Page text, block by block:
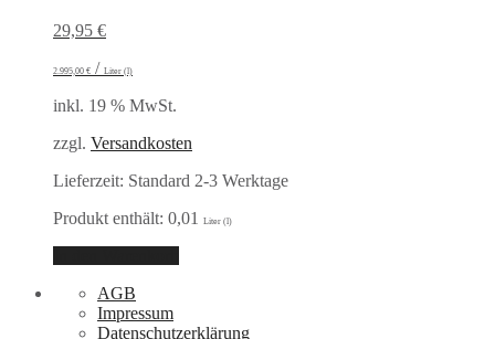
29,95 €
2.995,00 € / Liter (l)
inkl. 19 % MwSt.
zzgl. Versandkosten
Lieferzeit: Standard 2-3 Werktage
Produkt enthält: 0,01
Liter (l)
AGB
Impressum
Datenschutzerklärung